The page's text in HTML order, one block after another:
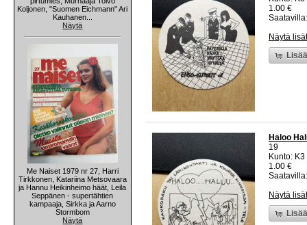
Koljonen, "Suomen Eichmann" Ari
Kauhanen...
Näytä
Me Naiset 1979 nr 27, Harri
Tirkkonen, Katariina Metsovaara
ja Hannu Heikinheimo häät, Leila
Seppänen - supertähtien
kampaaja, Sirkka ja Aarno
Stormbom
Näytä
1.00 €
Näytä
Haloo
19
Kunto:
1.00 €
Näytä